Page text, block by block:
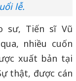
lễ.
sư, Tiến sĩ Vũ
nhiều cuốn
xuất bản tại
thật, được cán